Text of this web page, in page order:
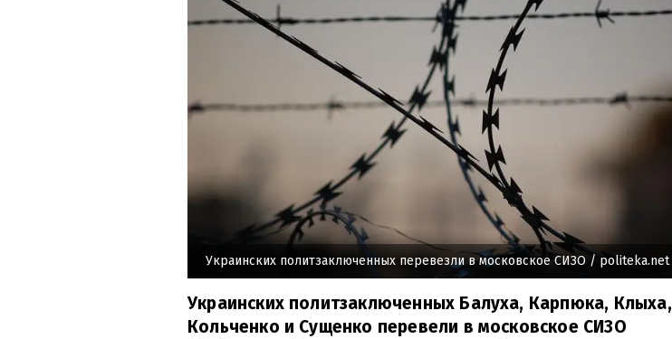
Украинских политзаключенных перевезли в московское СИЗО / politeka.net
Украинских политзаключенных Балуха, Карпюка, Клыха,
Кольченко и Сущенко перевели в московское СИЗО